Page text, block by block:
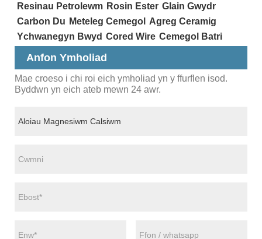
Resinau Petrolewm Rosin Ester Glain Gwydr
Carbon Du Meteleg Cemegol
Agreg Ceramig
Ychwanegyn Bwyd Cored Wire Cemegol Batri
Anfon Ymholiad
Mae croeso i chi roi eich ymholiad yn y ffurflen isod.
Byddwn yn eich ateb mewn 24 awr.